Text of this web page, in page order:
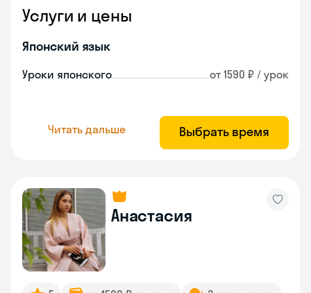
Услуги и цены
Японский язык
Уроки японского от 1590 ₽ / урок
Читать дальше Выбрать время
Анастасия